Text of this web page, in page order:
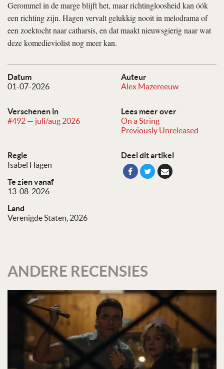
Datum
01-07-2026
Auteur
Alex Mazereeuw
Verschenen in
#492 — juli/aug 2026
Lees meer over
On a String
Previously Unreleased
Regie
Isabel Hagen
Te zien vanaf
13-08-2026
Land
Verenigde Staten, 2026
Deel dit artikel
Gerommel in de marge blijft het, maar richtingloosheid kan óók
een richting zijn. Hagen vervalt gelukkig nooit in melodrama of
een zoektocht naar catharsis, en dat maakt nieuwsgierig naar wat
deze komedieviolist nog meer kan.
ANDERE RECENSIES